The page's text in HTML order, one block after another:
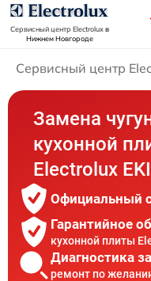
Сервисный центр Electroluxв
Нижнем Новгороде
Сервисный центр
Замена
кухонной
Electrolux
Официальный
Гарантийное
кухонной плиты
Диагностика
ремонт по